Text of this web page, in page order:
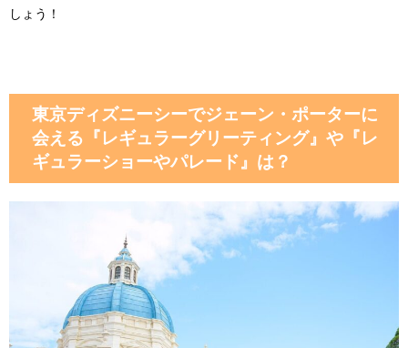
しょう！
東京ディズニーシーでジェーン・ポーターに
会える『レギュラーグリーティング』や『レ
ギュラーショーやパレード』は？